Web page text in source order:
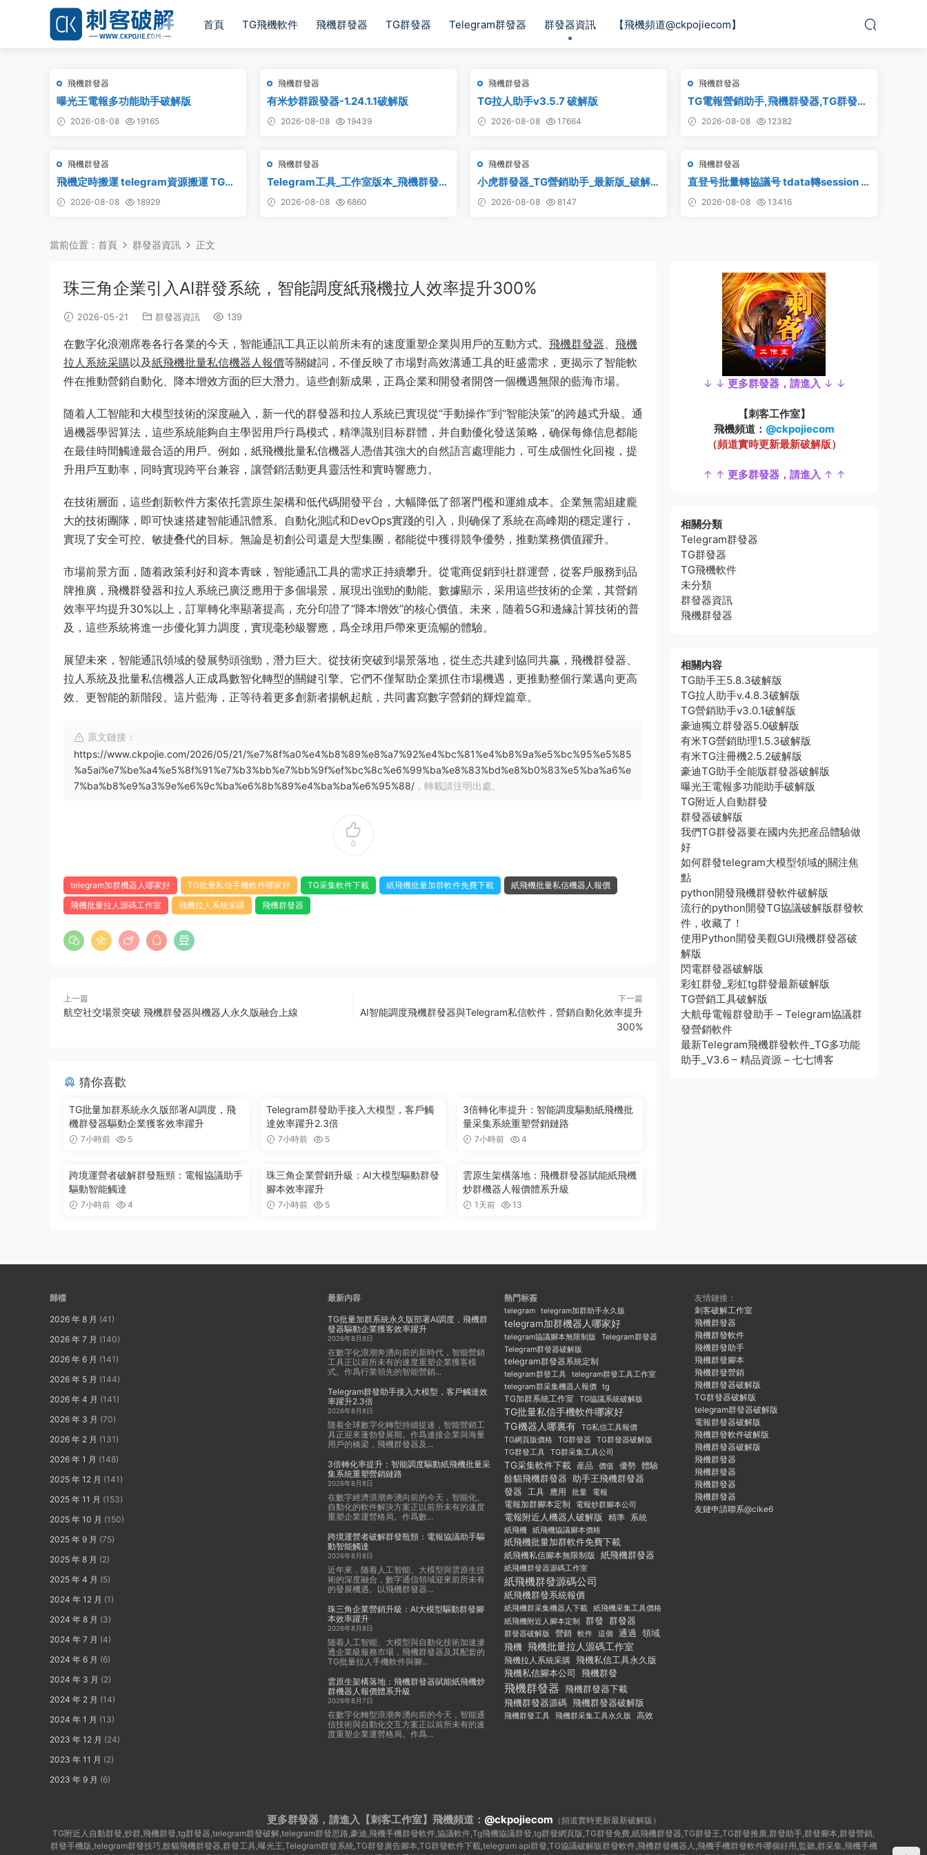
首頁 TG飛機軟件 飛機群發器 TG群發器 Telegram群發器 群發器資訊 【飛機頻道@ckpojiecom】
飛機群發器
曝光王電報多功能助手破解版
2026-08-08 19165
飛機群發器
有米炒群跟發器-1.24.1.1破解版
2026-08-08 19439
飛機群發器
TG拉人助手v3.5.7 破解版
2026-08-08 17664
飛機群發器
TG電報營銷助手,飛機群發器,TG群發
器,群發器破解版,群發軟件,群發工具,群
發協議,Telegram群發器,電報群發,協議
2026-08-08 12382
飛機群發器
飛機定時搬運 telegram資源搬運 TG頻
道搬運 電報頻道克隆
2026-08-08 18929
飛機群發器
Telegram工具_工作室版本_飛機群發器
_最新破解版
2026-08-08 6860
飛機群發器
小虎群發器_TG營銷助手_最新版_破解
版_永久版
2026-08-08 8147
飛機群發器
直登号批量轉協議号 tdata轉session –
附破解工具
2026-08-08 13416
當前位置： 首頁 群發器資訊 正文
珠三角企業引入AI群發系統，智能調度紙飛機拉人效率提升300%
2026-05-21 群發器資訊 139
在數字化浪潮席卷各行各業的今天，智能通訊工具正以前所未有的速度重塑企業與用戶的互動方式。 飛機群發器、 飛機
拉人系統采購以及紙飛機批量私信機器人報價等關鍵詞，不僅反映了市場對高效溝通工具的旺盛需求，更揭示了智能軟
件在推動營銷自動化、降本增效方面的巨大潛力。這些創新成果，正爲企業和開發者開啓一個機遇無限的藍海市場。
随着人工智能和大模型技術的深度融入，新一代的群發器和拉人系統已實現從“手動操作”到“智能決策”的跨越式升級。通
過機器學習算法，這些系統能夠自主學習用戶行爲模式，精準識别目标群體，并自動優化發送策略，确保每條信息都能
在最佳時間觸達最合适的用戶。例如，紙飛機批量私信機器人憑借其強大的自然語言處理能力，可生成個性化回複，提
升用戶互動率，同時實現跨平台兼容，讓營銷活動更具靈活性和實時響應力。
在技術層面，這些創新軟件方案依托雲原生架構和低代碼開發平台，大幅降低了部署門檻和運維成本。企業無需組建龐
大的技術團隊，即可快速搭建智能通訊體系。自動化測試和DevOps實踐的引入，則确保了系統在高峰期的穩定運行，
實現了安全可控、敏捷叠代的目标。無論是初創公司還是大型集團，都能從中獲得競争優勢，推動業務價值躍升。
市場前景方面，随着政策利好和資本青睐，智能通訊工具的需求正持續攀升。從電商促銷到社群運營，從客戶服務到品
牌推廣，飛機群發器和拉人系統已廣泛應用于多個場景，展現出強勁的動能。數據顯示，采用這些技術的企業，其營銷
效率平均提升30%以上，訂單轉化率顯著提高，充分印證了“降本增效”的核心價值。未來，随着5G和邊緣計算技術的普
及，這些系統将進一步優化算力調度，實現毫秒級響應，爲全球用戶帶來更流暢的體驗。
展望未來，智能通訊領域的發展勢頭強勁，潛力巨大。從技術突破到場景落地，從生态共建到協同共赢，飛機群發器、
拉人系統及批量私信機器人正成爲數智化轉型的關鍵引擎。它們不僅幫助企業抓住市場機遇，更推動整個行業邁向更高
效、更智能的新階段。這片藍海，正等待着更多創新者揚帆起航，共同書寫數字營銷的輝煌篇章。
原文鏈接：
https://www.ckpojie.com/2026/05/21/%e7%8f%a0%e4%b8%89%e8%a7%92%e4%bc%81%e4%b8%9a%e5%bc%95%e5%85
%a5ai%e7%be%a4%e5%8f%91%e7%b3%bb%e7%bb%9f%ef%bc%8c%e6%99%ba%e8%83%bd%e8%b0%83%e5%ba%a6%e
7%ba%b8%e9%a3%9e%e6%9c%ba%e6%8b%89%e4%ba%ba%e6%95%88/ ，轉載請注明出處。
0
telegram加群機器人哪家好 TG批量私信手機軟件哪家好 TG采集軟件下載 紙飛機批量加群軟件免費下載
紙飛機批量私信機器人報價
飛機批量拉人源碼工作室
飛機拉人系統采購 飛機群發器
上一篇
航空社交場景突破 飛機群發器與機器人永久版融合上線
下一篇
AI智能調度飛機群發器與Telegram私信軟件，營銷自動化效率提升
300%
猜你喜歡
TG批量加群系統永久版部署AI調度，飛
機群發器驅動企業獲客效率躍升
7小時前 5
Telegram群發助手接入大模型，客戶觸
達效率躍升2.3倍
7小時前 5
3倍轉化率提升：智能調度驅動紙飛機批
量采集系統重塑營銷鏈路
7小時前 4
跨境運營者破解群發瓶頸：電報協議助手
驅動智能觸達
7小時前 4
珠三角企業營銷升級：AI大模型驅動群發
腳本效率躍升
7小時前 5
雲原生架構落地：飛機群發器賦能紙飛機
炒群機器人報價體系升級
1天前 13
↓ ↓ 更多群發器，請進入 ↓ ↓
【刺客工作室】
飛機頻道： @ckpojiecom
（頻道實時更新最新破解版）
↑ ↑ 更多群發器，請進入 ↑ ↑
相關分類
Telegram群發器
TG群發器
TG飛機軟件
未分類
群發器資訊
飛機群發器
相關内容
TG助手王5.8.3破解版
TG拉人助手v.4.8.3破解版
TG營銷助手v3.0.1破解版
豪迪獨立群發器5.0破解版
有米TG營銷助理1.5.3破解版
有米TG注冊機2.5.2破解版
豪迪TG助手全能版群發器破解版
曝光王電報多功能助手破解版
TG附近人自動群發
群發器破解版
我們TG群發器要在國内先把産品體驗做
好
如何群發telegram大模型領域的關注焦
點
python開發飛機群發軟件破解版
流行的python開發TG協議破解版群發軟
件，收藏了！
使用Python開發美觀GUI飛機群發器破
解版
閃電群發器破解版
彩虹群發_彩虹tg群發最新破解版
TG營銷工具破解版
大航母電報群發助手 – Telegram協議群
發營銷軟件
最新Telegram飛機群發軟件_TG多功能
助手_V3.6 – 精品資源 – 七七博客
歸檔
2026 年 8 月 (41)
2026 年 7 月 (140)
2026 年 6 月 (141)
2026 年 5 月 (144)
2026 年 4 月 (141)
2026 年 3 月 (70)
2026 年 2 月 (131)
2026 年 1 月 (148)
2025 年 12 月 (141)
2025 年 11 月 (153)
2025 年 10 月 (150)
2025 年 9 月 (75)
2025 年 8 月 (2)
2025 年 4 月 (5)
2024 年 12 月 (1)
2024 年 8 月 (3)
2024 年 7 月 (4)
2024 年 6 月 (6)
2024 年 3 月 (2)
2024 年 2 月 (14)
2024 年 1 月 (13)
2023 年 12 月 (24)
2023 年 11 月 (2)
2023 年 9 月 (6)
最新内容
TG批量加群系統永久版部署AI調度，飛機群
發器驅動企業獲客效率躍升
2026年8月8日
在數字化浪潮奔湧向前的新時代，智能營銷
工具正以前所未有的速度重塑企業獲客模
式。作爲行業領先的智能營銷...
Telegram群發助手接入大模型，客戶觸達效
率躍升2.3倍
2026年8月8日
随着全球數字化轉型持續提速，智能營銷工
具正迎來蓬勃發展期。作爲連接企業與海量
用戶的橋梁，飛機群發器及...
3倍轉化率提升：智能調度驅動紙飛機批量采
集系統重塑營銷鏈路
2026年8月8日
在數字經濟浪潮奔湧向前的今天，智能化、
自動化的軟件解決方案正以前所未有的速度
重塑企業運營格局。作爲數...
跨境運營者破解群發瓶頸：電報協議助手驅
動智能觸達
2026年8月8日
近年來，随着人工智能、大模型與雲原生技
術的深度融合，數字通信領域迎來前所未有
的發展機遇。以飛機群發器...
珠三角企業營銷升級：AI大模型驅動群發腳
本效率躍升
2026年8月8日
随着人工智能、大模型與自動化技術加速滲
透企業級服務市場，飛機群發器及其配套的
TG批量拉人手機軟件與腳...
雲原生架構落地：飛機群發器賦能紙飛機炒
群機器人報價體系升級
2026年8月7日
在數字化轉型浪潮奔湧向前的今天，智能通
信技術與自動化交互方案正以前所未有的速
度重塑企業運營格局。作爲...
熱門标簽
telegram telegram加群助手永久版
telegram加群機器人哪家好
telegram協議腳本無限制版
Telegram群發器
Telegram群發器破解版
telegram群發器系統定制
telegram群發工具 telegram群發工具工作室
telegram群采集機器人報價 tg
TG加群系統工作室 TG協議系統破解版
TG批量私信手機軟件哪家好
TG機器人哪裏有 TG私信工具報價
TG網頁版價格 TG群發器
TG群發器破解版
TG群發工具 TG群采集工具公司
TG采集軟件下載 産品 價值 優勢 體驗
餘貓飛機群發器 助手王飛機群發器
發器 工具 應用 批量 電報
電報加群腳本定制 電報炒群腳本公司
電報附近人機器人破解版 精準
系統
紙飛機
紙飛機協議腳本價格
紙飛機批量加群軟件免費下載
紙飛機私信腳本無限制版 紙飛機群發器
紙飛機群發器源碼工作室
紙飛機群發源碼公司
紙飛機群發系統報價
紙飛機群采集機器人下載 紙飛機采集工具價格
紙飛機附近人腳本定制
群發 群發器
群發器破解版 營銷 軟件 這個 通過 領域
飛機 飛機批量拉人源碼工作室
飛機拉人系統采購 飛機私信工具永久版
飛機私信腳本公司
飛機群發
飛機群發器 飛機群發器下載
飛機群發器源碼 飛機群發器破解版
飛機群發工具 飛機群采集工具永久版 高效
友情鏈接：
刺客破解工作室
飛機群發器
飛機群發軟件
飛機群發助手
飛機群發腳本
飛機群發營銷
飛機群發器破解版
TG群發器破解版
telegram群發器破解版
電報群發器破解版
飛機群發軟件破解版
飛機群發器破解版
飛機群發器
飛機群發器
飛機群發器
飛機群發器
友鏈申請聯系@cike6
更多群發器，請進入【刺客工作室】 飛機頻道： @ckpojiecom （頻道實時更新最新破解版）
TG附近人自動群發,炒群,飛機群發,tg群發器,telegram群發破解,telegram群發思路,豪迪,飛機手機群發軟件,協議軟件,Tg飛機協議群發,tg群發網頁版,TG群發免費,紙飛機群發器,TG群發王,TG群發推廣,群發助手,群發腳本,群發營銷,
群發手機版,telegram群發技巧,餘貓飛機群發器,群發工具,曝光王,Telegram群發系統,TG群發廣告腳本,TG群發軟件下載,telegram api群發,TG協議破解版群發軟件,飛機群發機器人,飛機手機群發軟件哪個好用,監聽,群采集,飛機手機